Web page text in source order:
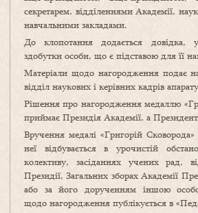
секретарем, відділеннями Академії,
навчальними закладами.
До клопотання додається довідка,
здобутки особи, що є підставою для її
Матеріали щодо нагородження подає
відділ наукових і керівних кадрів
Рішення про нагородження медаллю
приймає Президія Академії, а
Вручення медалі «Григорій
неї відбувається в урочистій
колективу, засіданнях учених рад,
Президії, Загальних зборах Академії
або за його дорученням іншою
щодо нагородження публікується в